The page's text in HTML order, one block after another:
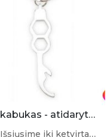
Pakabukas - atidarytuvas + šešiakampis atsuktuvas
Išsiųsime iki ketvirtadienio